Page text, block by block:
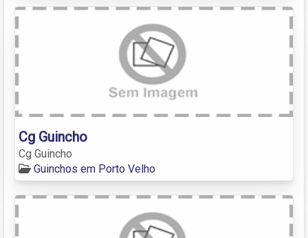
Cg Guincho
Cg Guincho
Guinchos em Porto Velho